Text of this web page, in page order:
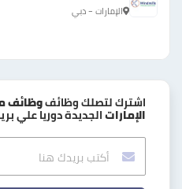
الإمارات - دبي
اشترك لتصلك وظائفوظائف
الإمارات الجديدة دوريا علي